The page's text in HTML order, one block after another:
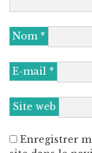
Nom *
E-mail *
Site web
Enregistrer